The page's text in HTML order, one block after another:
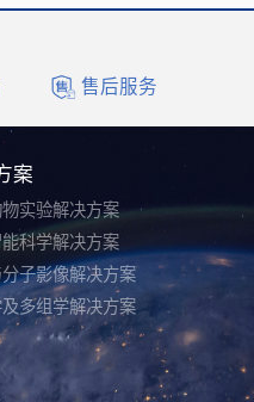
售后服务
案
实验解决方案
能科学解决方案
子影像解决方案
多组学解决方案